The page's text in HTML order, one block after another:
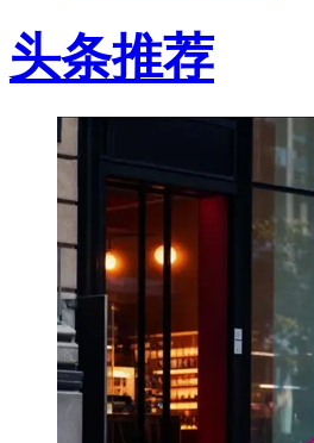
头条推荐